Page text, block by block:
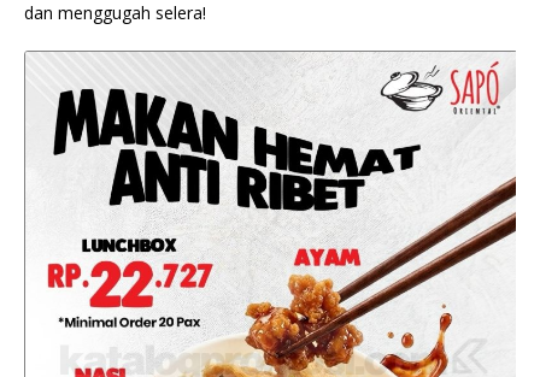
dan menggugah selera!